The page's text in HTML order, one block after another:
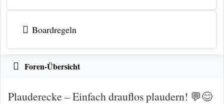
Boardregeln
Foren-Übersicht
Plauderecke – Einfach drauflos plaudern! 💬😊